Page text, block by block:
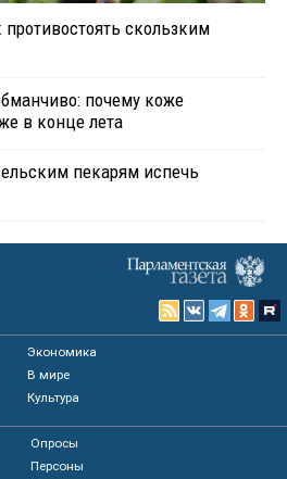
скользким
почему коже
в конце лета
пекарям испечь
Экономика
В мире
Культура
Опросы
Персоны